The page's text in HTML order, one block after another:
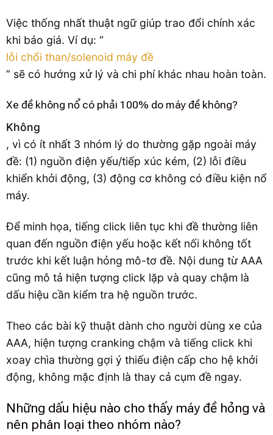
Việc thống nhất thuật ngữ giúp trao đổi chính xác
khi báo giá. Ví dụ: “
lỗi chổi than/solenoid máy đề
” sẽ có hướng xử lý và chi phí khác nhau hoàn toàn.
Xe đề không nổ có phải 100% do máy đề không?
Không
, vì có ít nhất 3 nhóm lý do thường gặp ngoài máy
đề: (1) nguồn điện yếu/tiếp xúc kém, (2) lỗi điều
khiển khởi động, (3) động cơ không có điều kiện nổ
máy.
Để minh họa, tiếng click liên tục khi đề thường liên
quan đến nguồn điện yếu hoặc kết nối không tốt
trước khi kết luận hỏng mô-tơ đề. Nội dung từ AAA
cũng mô tả hiện tượng click lặp và quay chậm là
dấu hiệu cần kiểm tra hệ nguồn trước.
Theo các bài kỹ thuật dành cho người dùng xe của
AAA, hiện tượng cranking chậm và tiếng click khi
xoay chìa thường gợi ý thiếu điện cấp cho hệ khởi
động, không mặc định là thay cả cụm đề ngay.
Những dấu hiệu nào cho thấy máy đề hỏng và
nên phân loại theo nhóm nào?